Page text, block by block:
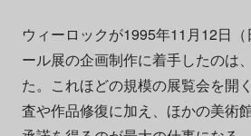
ウィーロックが1995年11月12日
ール展の企画制作に着手したのは
た。これほどの規模の展覧会を開
査や作品修復に加え、ほかの美術